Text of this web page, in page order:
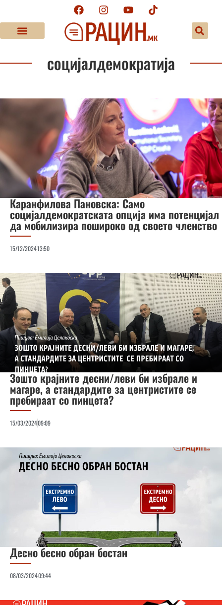
социјалдемократија
Каранфилова Пановска: Само
социјалдемократската опција има потенцијал
да мобилизира пошироко од своето членство
15/12/202413:50
Зошто крајните десни/леви би избрале и
магаре, а стандардите за центристите се
пребираат со пинцета?
15/03/202409:09
Десно бесно обран бостан
08/03/202409:44